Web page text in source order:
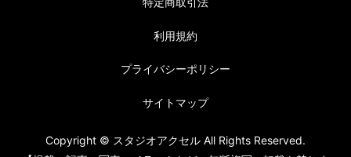
利用規約
プライバシーポリシー
サイトマップ
Copyright © スタジオアクセル All Rights Reserved.